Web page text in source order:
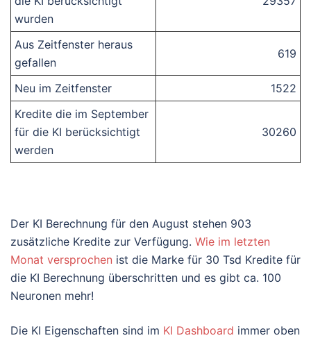
wurden
Aus Zeitfenster heraus
gefallen
619
Neu im Zeitfenster
1522
Kredite die im September
für die KI berücksichtigt
werden
30260
Der KI Berechnung für den August stehen 903
zusätzliche Kredite zur Verfügung. Wie im letzten
Monat versprochen ist die Marke für 30 Tsd Kredite für
die KI Berechnung überschritten und es gibt ca. 100
Neuronen mehr!
Die KI Eigenschaften sind im KI Dashboard immer oben